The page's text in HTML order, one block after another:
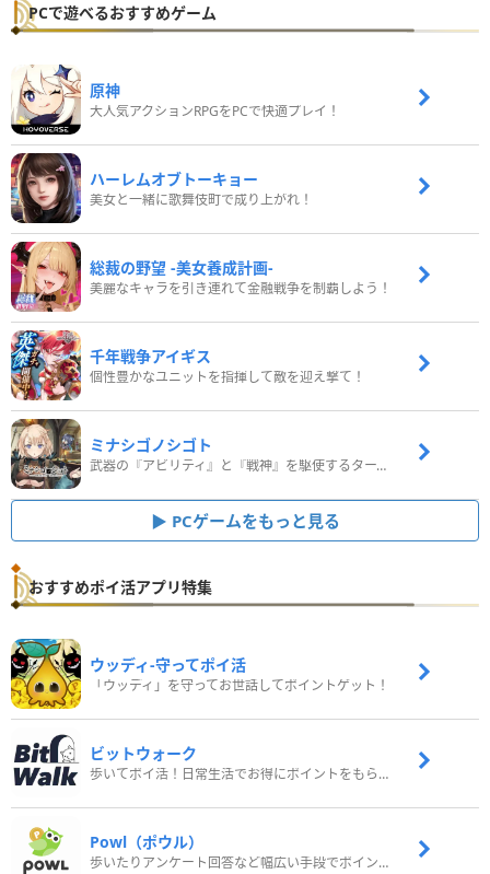
PCで遊べるおすすめゲーム
原神
大人気アクションRPGをPCで快適プレイ！
ハーレムオブトーキョー
美女と一緒に歌舞伎町で成り上がれ！
総裁の野望 -美女養成計画-
美麗なキャラを引き連れて金融戦争を制覇しよう！
千年戦争アイギス
個性豊かなユニットを指揮して敵を迎え撃て！
ミナシゴノシゴト
武器の『アビリティ』と『戦神』を駆使するターン制コマンドバトルRPG！
PCゲームをもっと見る
おすすめポイ活アプリ特集
ウッディ‐守ってポイ活
「ウッディ」を守ってお世話してポイントゲット！
ビットウォーク
歩いてポイ活！日常生活でお得にポイントをもらおう
Powl（ポウル）
歩いたりアンケート回答など幅広い手段でポイントをゲット